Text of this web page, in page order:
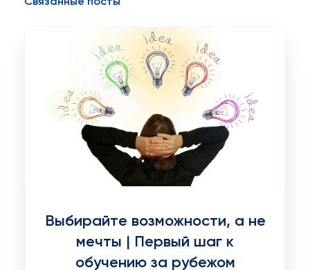
Выбирайте возможности, а не
мечты | Первый шаг к
обучению за рубежом